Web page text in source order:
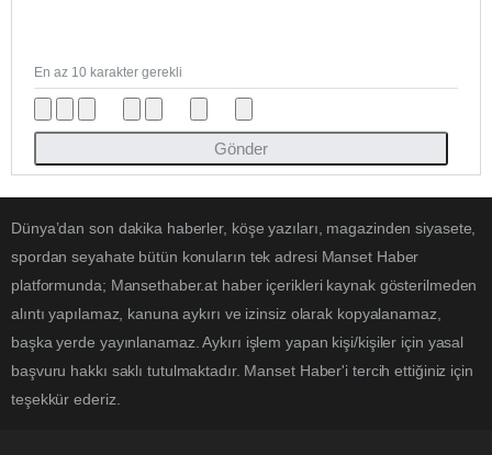
Gönder
En az 10 karakter gerekli
Dünya’dan son dakika haberler, köşe yazıları, magazinden siyasete,
spordan seyahate bütün konuların tek adresi Manset Haber
platformunda; Mansethaber.at haber içerikleri kaynak gösterilmeden
alıntı yapılamaz, kanuna aykırı ve izinsiz olarak kopyalanamaz,
başka yerde yayınlanamaz. Aykırı işlem yapan kişi/kişiler için yasal
başvuru hakkı saklı tutulmaktadır. Manset Haber'i tercih ettiğiniz için
teşekkür ederiz.